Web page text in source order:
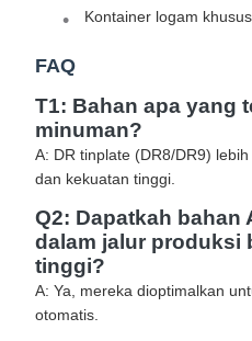
Kontainer logam khusus
FAQ
T1: Bahan apa yang
minuman?
A: DR tinplate (DR8/DR9)
dan kekuatan tinggi.
Q2: Dapatkah bahan
dalam jalur produksi
tinggi?
A: Ya, mereka dioptimalkan
otomatis.